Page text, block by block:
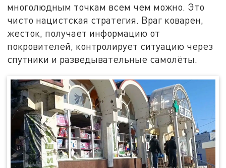
многолюдным точкам всем чем можно. Это
чисто нацистская стратегия. Враг коварен,
жесток, получает информацию от
покровителей, контролирует ситуацию через
спутники и разведывательные самолёты.